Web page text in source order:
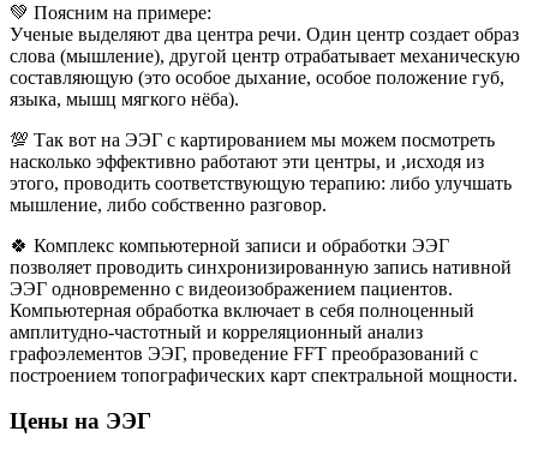
💚 Поясним на примере:
Ученые выделяют два центра речи. Один центр создает образ
слова (мышление), другой центр отрабатывает механическую
составляющую (это особое дыхание, особое положение губ,
языка, мышц мягкого нёба).
💯 Так вот на ЭЭГ с картированием мы можем посмотреть
насколько эффективно работают эти центры, и ,исходя из
этого, проводить соответствующую терапию: либо улучшать
мышление, либо собственно разговор.
🍀 Комплекс компьютерной записи и обработки ЭЭГ
позволяет проводить синхронизированную запись нативной
ЭЭГ одновременно с видеоизображением пациентов.
Компьютерная обработка включает в себя полноценный
амплитудно-частотный и корреляционный анализ
графоэлементов ЭЭГ, проведение FFT преобразований с
построением топографических карт спектральной мощности.
Цены на ЭЭГ